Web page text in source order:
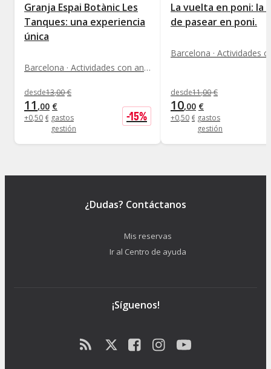
Granja Espai Botànic Les
Tanques: una experiencia
única
Barcelona · Actividades con animales
desde13,00 €
11 ,00 €
+0,50 € gastos
gestión
-15%
La vuelta en poni: la
de pasear en poni.
desde11,00 €
10,00 €
+0,50 € gastos
gestión
¿Dudas? Contáctanos
Mis reservas
Ir al Centro de ayuda
¡Síguenos!